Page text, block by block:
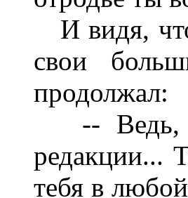
И видя,
свои
продолжал:
-- Ведь,
редакции...
тебя в